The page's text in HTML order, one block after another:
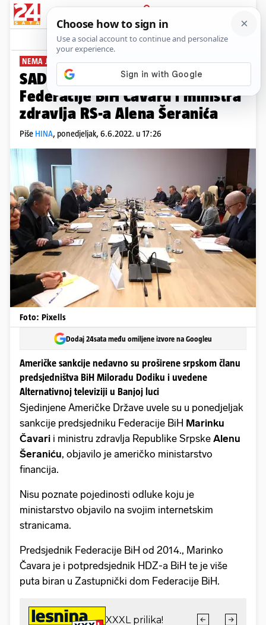
PRIJAVA
News Komentari
NEMA JOŠ POJEDINOSTI
SAD sankcionirao predsjednika
Federacije BiH Čavaru i ministra
zdravlja RS-a Alena Šeranića
Piše HINA, ponedjeljak, 6.6.2022. u 17:26
Foto: Pixells
Dodaj 24sata među omiljene izvore na Googleu
Američke sankcije nedavno su proširene srpskom članu
predsjedništva BiH Miloradu Dodiku i uvedene
Alternativnoj televiziji u Banjoj luci
Sjedinjene Američke Države uvele su u ponedjeljak
sankcije predsjedniku Federacije BiH Marinku
Čavari i ministru zdravlja Republike Srpske Alenu
Šeraniću, objavilo je američko ministarstvo
financija.
Nisu poznate pojedinosti odluke koju je
ministarstvo objavilo na svojim internetskim
stranicama.
Predsjednik Federacije BiH od 2014., Marinko
Čavara je i potpredsjednik HDZ-a BiH te je više
puta biran u Zastupnički dom Federacije BiH.